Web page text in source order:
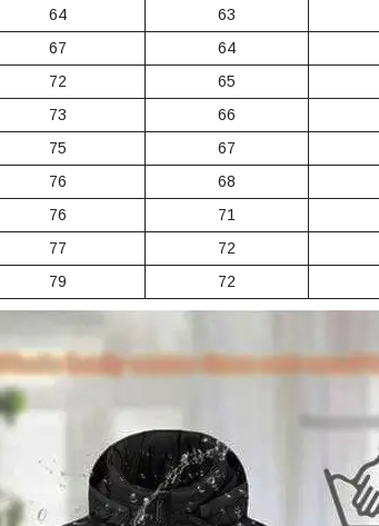
64 63
67 64
72 65
73 66
75 67
76 68
76 71
77 72
79 72